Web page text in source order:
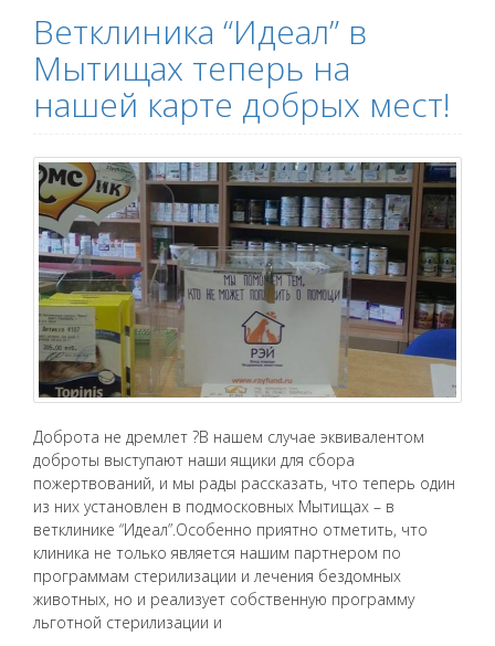
Ветклиника “Идеал” в
Мытищах теперь на
нашей карте добрых мест!
Доброта не дремлет ?В нашем случае эквивалентом
доброты выступают наши ящики для сбора
пожертвований, и мы рады рассказать, что теперь один
из них установлен в подмосковных Мытищах – в
ветклинике “Идеал”.Особенно приятно отметить, что
клиника не только является нашим партнером по
программам стерилизации и лечения бездомных
животных, но и реализует собственную программу
льготной стерилизации и